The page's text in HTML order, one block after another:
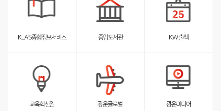
KLAS종합정보서비스 중앙도서관 KW 출첵
브
스
트
침
교육혁신원
브
리
스
트
침
광운글로벌
브
리
스
트
침
광운미디어